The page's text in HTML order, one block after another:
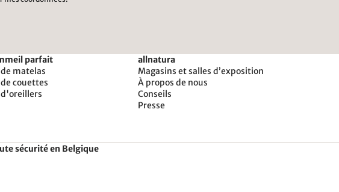
parfait
matelas
couettes
allnatura
Magasins et salles d’exposition
À propos de nous
Conseils
Presse
sécurité en Belgique